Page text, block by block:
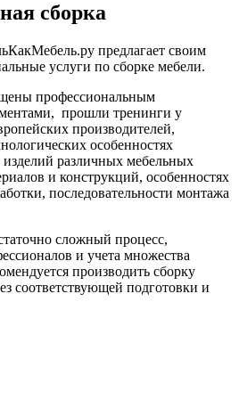
сборка
предлагает своим
услуги по сборке мебели.
профессиональным
прошли тренинги у
производителей,
особенностях
различных мебельных
и конструкций, особенностях
последовательности монтажа
сложный процесс,
и учета множества
производить сборку
соответствующей подготовки и